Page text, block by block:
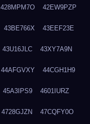
428MPM7O 42EW9PZP
43BE766X 43EEF23E
43U16JLC 43XY7A9N
44AFGVXY 44CGH1H9
45A3IPS9 4601IURZ
4728GJZN 47CQFY0O